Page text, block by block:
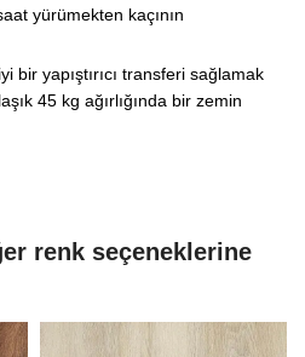
yürümekten kaçının
bir yapıştırıcı transferi sağlamak
45 kg ağırlığında bir zemin
renk seçeneklerine